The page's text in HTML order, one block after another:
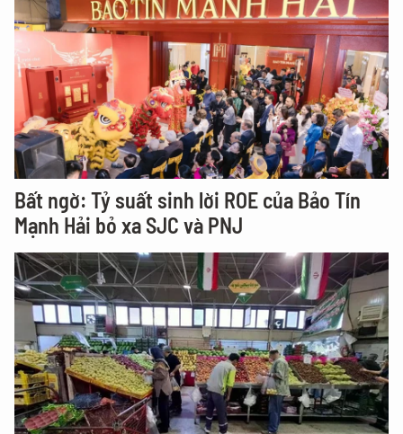
Bất ngờ: Tỷ suất sinh lời ROE của Bảo Tín
Mạnh Hải bỏ xa SJC và PNJ